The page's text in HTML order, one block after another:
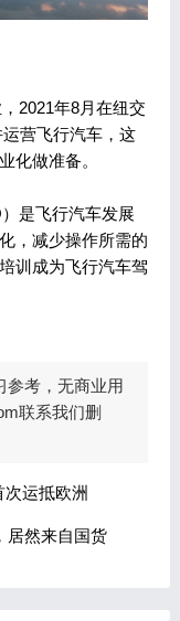
2021年8月在纽交
营飞行汽车，这
化做准备。
是飞行汽车发展
，减少操作所需的
训成为飞行汽车驾
参考，无商业用
联系我们删
次运抵欧洲
居然来自国货